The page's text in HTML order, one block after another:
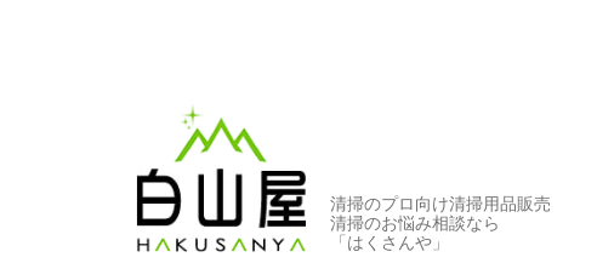
清掃のプロ向け清掃用品販売
清掃のお悩み相談なら
「はくさんや」